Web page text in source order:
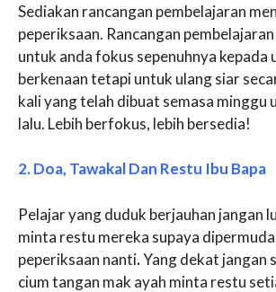
Sediakan rancangan pembelajaran
peperiksaan. Rancangan
untuk anda fokus sepenuhnya kepada
berkenaan tetapi untuk ulang siar
kali yang telah dibuat semasa minggu
lalu. Lebih berfokus, lebih bersedia!
2. Doa, Tawakal Dan Restu Ibu Bapa
Pelajar yang duduk berjauhan jangan
minta restu mereka supaya
peperiksaan nanti.Yang dekat jangan
cium tangan mak ayah minta restu